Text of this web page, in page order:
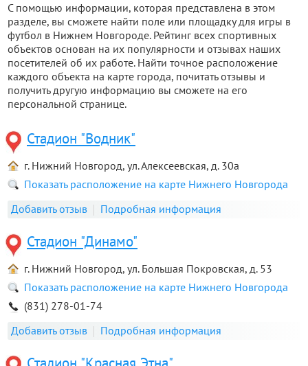
С помощью информации, которая представлена в этом
разделе, вы сможете найти поле или площадку для игры в
футбол в Нижнем Новгороде. Рейтинг всех спортивных
объектов основан на их популярности и отзывах наших
посетителей об их работе. Найти точное расположение
каждого объекта на карте города, почитать отзывы и
получить другую информацию вы сможете на его
персональной странице.
Стадион "Водник"
г. Нижний Новгород, ул. Алексеевская, д. 30а
Показать расположение на карте Нижнего Новгорода
Добавить отзыв
Подробная информация
Стадион "Динамо"
г. Нижний Новгород, ул. Большая Покровская, д. 53
Показать расположение на карте Нижнего Новгорода
(831) 278-01-74
Добавить отзыв
Подробная информация